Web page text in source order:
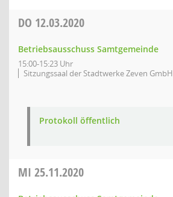
DO 12.03.2020
Betriebsausschuss Samtgemeinde
15:00-15:23 Uhr
Sitzungssaal der Stadtwerke Zeven GmbH
Protokoll öffentlich
MI 25.11.2020